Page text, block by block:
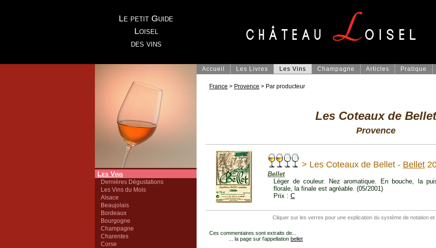
Le petit Guide
Loisel
des vins
Les Vins
Dernières Dégustations
Les Vins du Mois
Alsace
Beaujolais
Bordeaux
Bourgogne
Champagne
Charentes
Corse
Accueil Les Livres Les Vins Champagne Articles Pratique
France > Provence > Par producteur
Les Coteaux de Bellet
Provence
> Les Coteaux de Bellet - Bellet
Bellet
Léger de couleur. Nez aromatique. En bouche, la
florale, la finale est agréable. (05/2001)
Prix : C
Cliquer sur les verres pour une explication du système de notation et
Ces commentaires sont extraits de...
... la page sur l'appellation bellet